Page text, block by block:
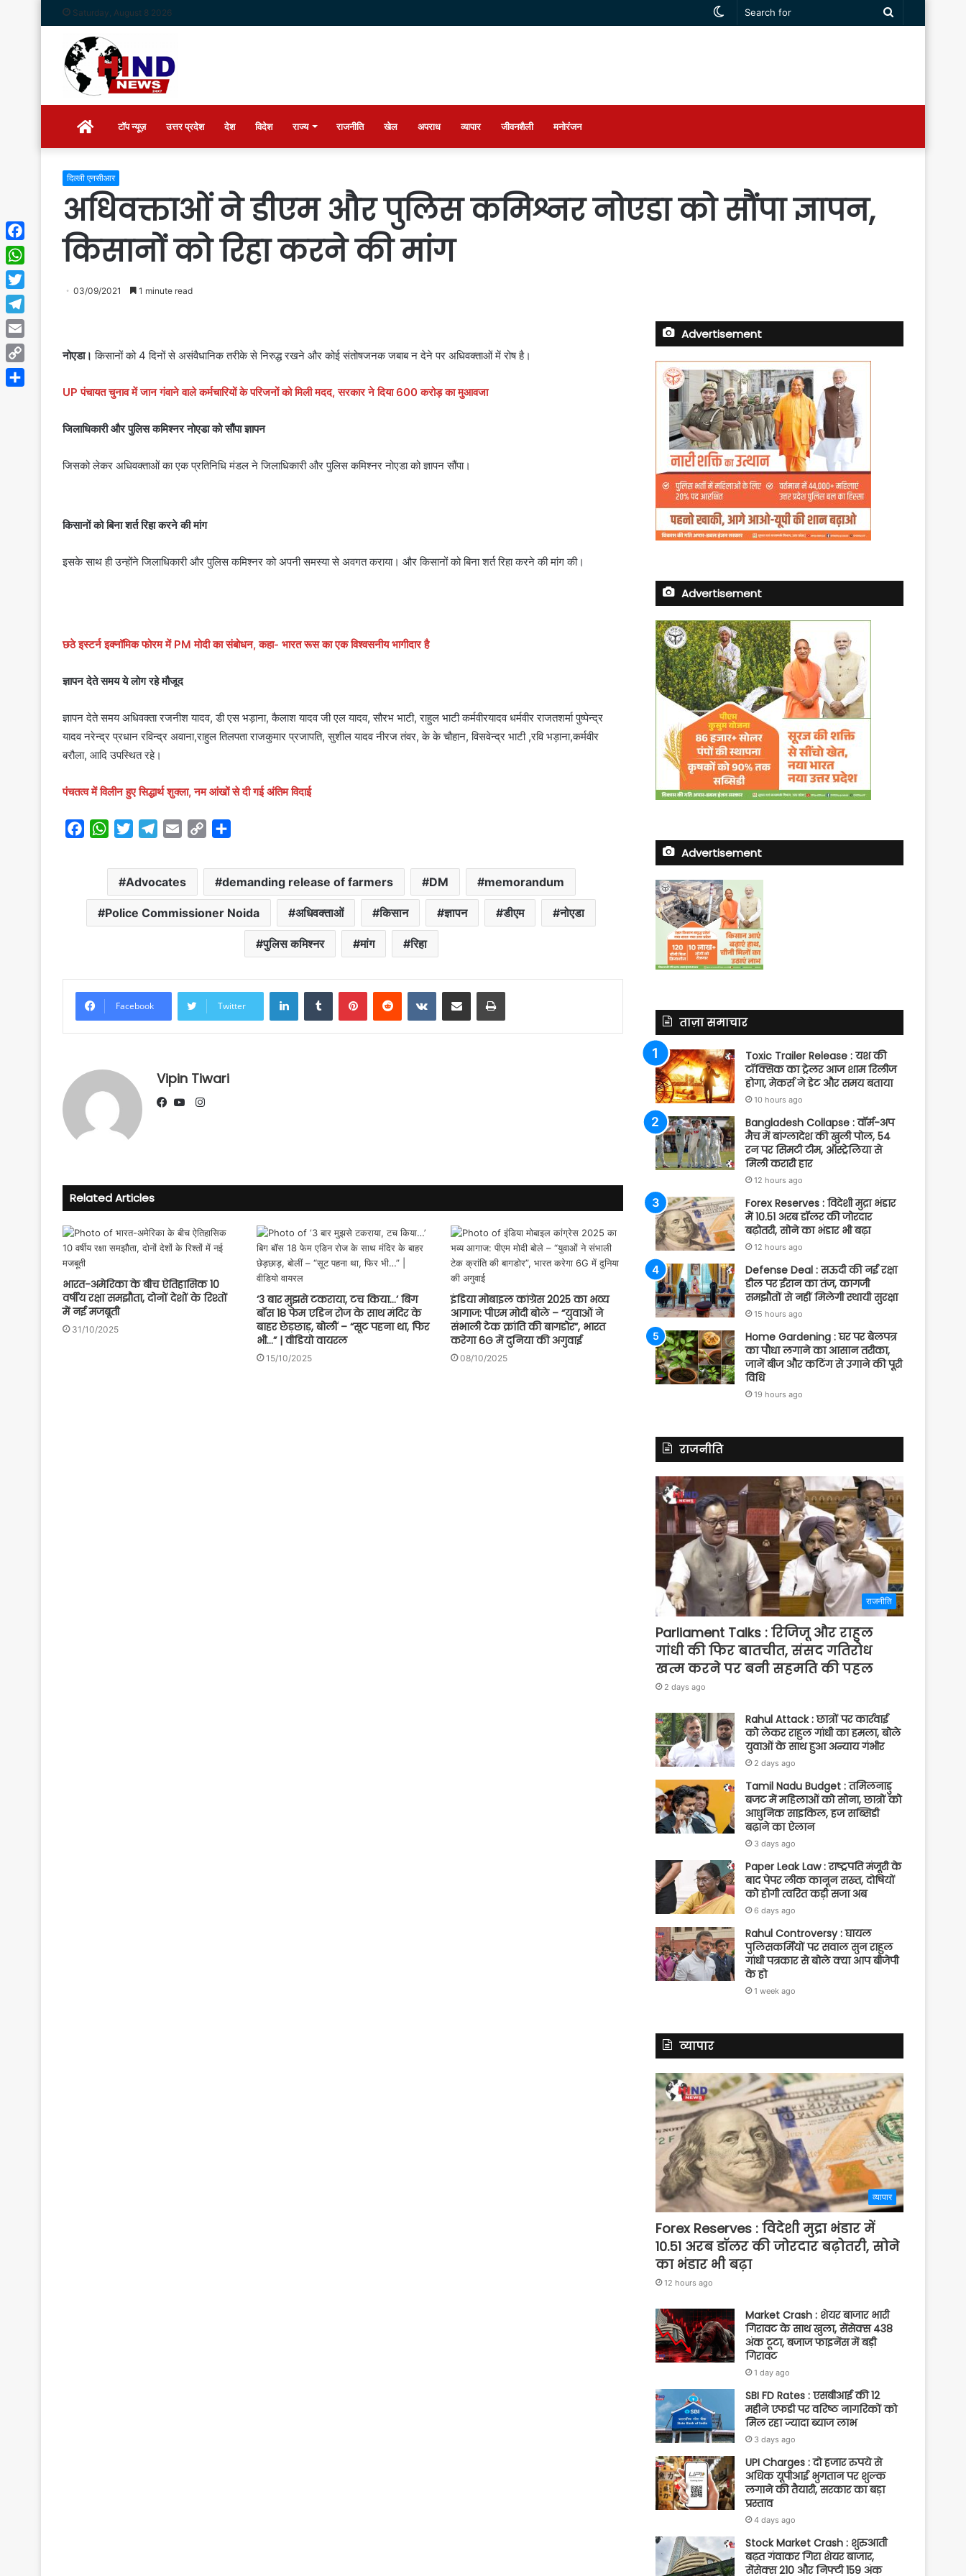
Saturday, August 8 2026
Search
Switch
Homeटॉप न्यूज़ उत्तर प्रदेश देश विदेश राज्य राजनीति खेल अपराध व्यापार जीवनशैली मनोरंजन
दिल्ली एनसीआर
अधिवक्ताओं ने डीएम और पुलिस कमिश्नर नोएडा को सौंपा ज्ञापन,
किसानों को रिहा करने की मांग
03/09/2021 1 minute read
नोएडा। किसानों को 4 दिनों से असंवैधानिक तरीके से निरुद्ध रखने और कोई संतोषजनक जबाब न देने पर अधिवक्ताओं में रोष है।
UP पंचायत चुनाव में जान गंवाने वाले कर्मचारियों के परिजनों को मिली मदद, सरकार ने दिया 600 करोड़ का मुआवजा
जिलाधिकारी और पुलिस कमिश्नर नोएडा को सौंपा ज्ञापन
जिसको लेकर अधिवक्ताओं का एक प्रतिनिधि मंडल ने जिलाधिकारी और पुलिस कमिश्नर नोएडा को ज्ञापन सौंपा।
किसानों को बिना शर्त रिहा करने की मांग
इसके साथ ही उन्होंने जिलाधिकारी और पुलिस कमिश्नर को अपनी समस्या से अवगत कराया। और किसानों को बिना शर्त रिहा करने की मांग की।
छठे इस्टर्न इक्नॉमिक फोरम में PM मोदी का संबोधन, कहा- भारत रूस का एक विश्वसनीय भागीदार है
ज्ञापन देते समय ये लोग रहे मौजूद
ज्ञापन देते समय अधिवक्ता रजनीश यादव, डी एस भड़ाना, कैलाश यादव जी एल यादव, सौरभ भाटी, राहुल भाटी कर्मवीरयादव धर्मवीर राजतशर्मा पुष्पेन्द्र
यादव नरेन्द्र प्रधान रविन्द्र अवाना,राहुल तिलपता राजकुमार प्रजापति, सुशील यादव नीरज तंवर, के के चौहान, विसवेन्द्र भाटी ,रवि भड़ाना,कर्मवीर
बरौला, आदि उपस्थित रहे।
पंचतत्व में विलीन हुए सिद्धार्थ शुक्ला, नम आंखों से दी गई अंतिम विदाई
b
o
W
a
s
A
i
t
t
e
l
e
g
r
a
i
l
p
L
i
a
r
e
Advocates demanding release of farmers DM memorandum
Police Commissioner Noida अधिवक्ताओं किसान ज्ञापन डीएम नोएडा
पुलिस कमिश्नर मांग रिहा
Facebook Twitter
LinkedInTumblr PinterestReddit VKontakteShare via Email Print
Vipin Tiwari
Instagram
Related Articles
भारत-अमेरिका के बीच ऐतिहासिक 10
वर्षीय रक्षा समझौता, दोनों देशों के रिश्तों
में नई मजबूती
31/10/2025
‘3 बार मुझसे टकराया, टच किया…’ बिग
बॉस 18 फेम एडिन रोज के साथ मंदिर के
बाहर छेड़छाड़, बोलीं – “सूट पहना था, फिर
भी…” | वीडियो वायरल
15/10/2025
इंडिया मोबाइल कांग्रेस 2025 का भव्य
आगाज: पीएम मोदी बोले – “युवाओं ने
संभाली टेक क्रांति की बागडोर”, भारत
करेगा 6G में दुनिया की अगुवाई
08/10/2025
Advertisement
Advertisement
Advertisement
ताज़ा समाचार
Toxic Trailer Release : यश की
टॉक्सिक का ट्रेलर आज शाम रिलीज
होगा, मेकर्स ने डेट और समय बताया
10 hours ago
Bangladesh Collapse : वॉर्म-अप
मैच में बांग्लादेश की खुली पोल, 54
रन पर सिमटी टीम, ऑस्ट्रेलिया से
मिली करारी हार
12 hours ago
Forex Reserves : विदेशी मुद्रा भंडार
में 10.51 अरब डॉलर की जोरदार
बढ़ोतरी, सोने का भंडार भी बढ़ा
12 hours ago
Defense Deal : सऊदी की नई रक्षा
डील पर ईरान का तंज, कागजी
समझौतों से नहीं मिलेगी स्थायी सुरक्षा
15 hours ago
Home Gardening : घर पर बेलपत्र
का पौधा लगाने का आसान तरीका,
जानें बीज और कटिंग से उगाने की पूरी
विधि
19 hours ago
राजनीति
राजनीति
Parliament Talks : रिजिजू और राहुल
गांधी की फिर बातचीत, संसद गतिरोध
खत्म करने पर बनी सहमति की पहल
2 days ago
Rahul Attack : छात्रों पर कार्रवाई
को लेकर राहुल गांधी का हमला, बोले
युवाओं के साथ हुआ अन्याय गंभीर
2 days ago
Tamil Nadu Budget : तमिलनाडु
बजट में महिलाओं को सोना, छात्रों को
आधुनिक साइकिल, हज सब्सिडी
बढ़ाने का ऐलान
3 days ago
Paper Leak Law : राष्ट्रपति मंजूरी के
बाद पेपर लीक कानून सख्त, दोषियों
को होगी त्वरित कड़ी सजा अब
6 days ago
Rahul Controversy : घायल
पुलिसकर्मियों पर सवाल सुन राहुल
गांधी पत्रकार से बोले क्या आप बीजेपी
के हो
1 week ago
व्यापार
व्यापार
Forex Reserves : विदेशी मुद्रा भंडार में
10.51 अरब डॉलर की जोरदार बढ़ोतरी, सोने
का भंडार भी बढ़ा
12 hours ago
Market Crash : शेयर बाजार भारी
गिरावट के साथ खुला, सेंसेक्स 438
अंक टूटा, बजाज फाइनेंस में बड़ी
गिरावट
1 day ago
SBI FD Rates : एसबीआई की 12
महीने एफडी पर वरिष्ठ नागरिकों को
मिल रहा ज्यादा ब्याज लाभ
3 days ago
UPI Charges : दो हजार रुपये से
अधिक यूपीआई भुगतान पर शुल्क
लगाने की तैयारी, सरकार का बड़ा
प्रस्ताव
4 days ago
Stock Market Crash : शुरुआती
बढ़त गंवाकर गिरा शेयर बाजार,
सेंसेक्स 210 और निफ्टी 159 अंक
Facebook
WhatsApp
Twitter
Telegram
Email
Copy
Link